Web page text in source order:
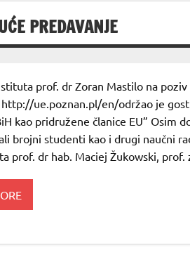
PREDAVANJE
prof. dr Zoran Mastilo na poziv
http://ue.poznan.pl/en/održao je
kao pridružene članice EU” Osim
brojni studenti kao i drugi naučni
prof. dr hab. Maciej Žukowski, prof.